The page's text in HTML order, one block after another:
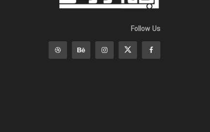
Follow Us